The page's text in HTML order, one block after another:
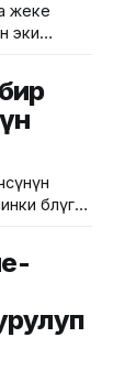
жеке
эки
чарба
бөлүгү